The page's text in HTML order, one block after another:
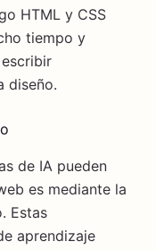
HTML y CSS
tiempo y
diseño.
de IA pueden
es mediante la
Estas
aprendizaje